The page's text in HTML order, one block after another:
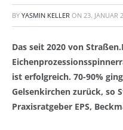
BY YASMIN KELLER ON 23. JANUAR
Das seit 2020 von
ist erfolgreich. 70-90%
Gelsenkirchen zurück, so
Praxisratgeber EPS,